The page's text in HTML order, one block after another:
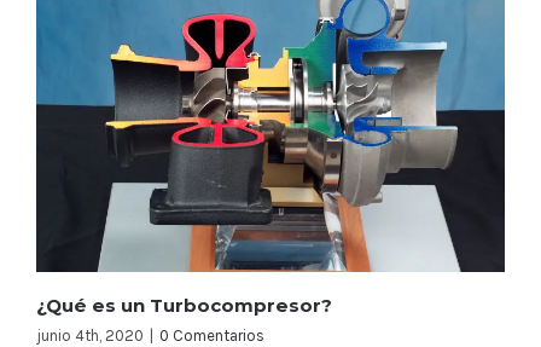
¿Qué es un Turbocompresor?
junio 4th, 2020 0 Comentarios